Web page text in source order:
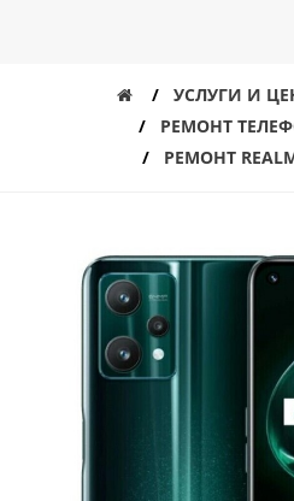
УСЛУГИ И
РЕМОНТ
РЕМОНТ